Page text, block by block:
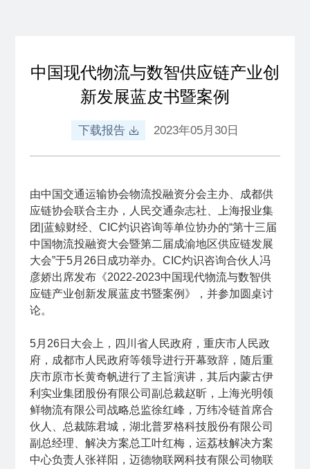
中国现代物流与数智供应链产业创
新发展蓝皮书暨案例
下载报告 2023年05月30日
由中国交通运输协会物流投融资分会主办、成都供
应链协会联合主办，人民交通杂志社、上海报业集
团|蓝鲸财经、CIC灼识咨询等单位协办的“第十三届
中国物流投融资大会暨第二届成渝地区供应链发展
大会”于5月26日成功举办。CIC灼识咨询合伙人冯
彦娇出席发布《2022-2023中国现代物流与数智供
应链产业创新发展蓝皮书暨案例》，并参加圆桌讨
论。
5月26日大会上，四川省人民政府，重庆市人民政
府，成都市人民政府等领导进行开幕致辞，随后重
庆市原市长黄奇帆进行了主旨演讲，其后内蒙古伊
利实业集团股份有限公司副总裁赵昕，上海光明领
鲜物流有限公司战略总监徐红峰，万纬冷链首席合
伙人、总裁陈君城，湖北普罗格科技股份有限公司
副总经理、解决方案总工叶红梅，运荔枝解决方案
中心负责人张祥阳，迈德物联网科技有限公司物联